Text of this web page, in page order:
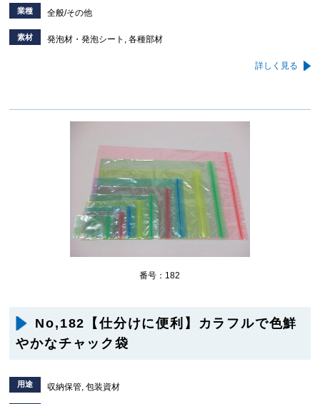
業種 全般/その他
素材 発泡材・発泡シート, 各種部材
詳しく見る
番号：182
No,182【仕分けに便利】カラフルで色鮮
やかなチャック袋
用途 収納保管, 包装資材